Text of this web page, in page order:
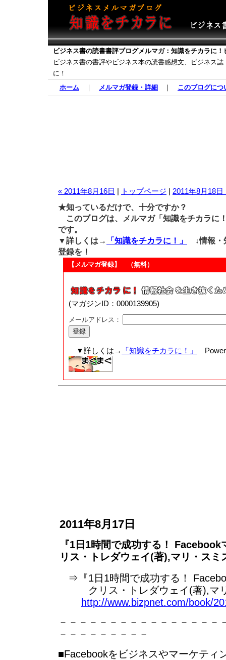
ビジネス書の読書書評ブログメルマガ：知識をチカラに
ビジネス書の書評やビジネス本の読書感想文、ビジネス
に！
ホーム ｜ メルマガ登録・詳細 ｜ このブログにつ
« 2011年8月16日 | トップページ | 2011年8月18日
★知っているだけで、十分ですか？
このブログは、メルマガ「知識をチカラに
です。
▼詳しくは→
「知識をチカラに！」
↓情報・
登録を！
【メルマガ登録】 （無料）
(マガジンID：0000139905)
メールアドレス：
▼詳しくは→ 「知識をチカラに！」
2011年8月17日
『1日1時間で成功する！
リス・トレダウェイ(著),マリ・スミ
⇒『1日1時間で成功する！
クリス・トレダウェイ(著),マリ
http://www.bizpnet.com/book/
－－－－－－－－－－－－－－－－
－－－－－－－－－
■Facebookをビジネスやマーケティ